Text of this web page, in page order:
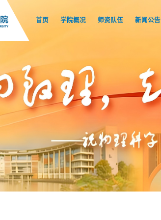
首页 学院概况 师资队伍 新闻公告